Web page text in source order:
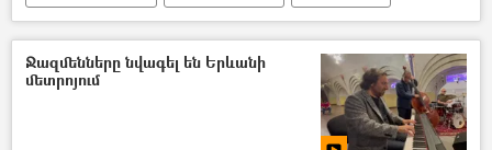
գործարան
էվակուացիա
Մարիուպոլ
Ջազմենները նվագել են Երևանի
մետրոյում